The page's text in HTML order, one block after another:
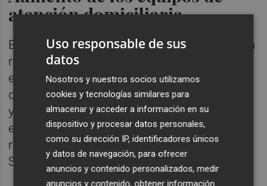
atención domiciliaria
Entre las medidas propuestas en la iniciativa
registrada por Vox figuran el aumento de los
equipos de atención domiciliaria, el refuerzo
de los equipos de soporte en los hospitales
y el incremento del número de camas
específicas hasta alcanzar las
recomendaciones establecidas por la
Sociedad Española de Cuidados Paliativos.
Uso responsable de sus
datos
Nosotros y nuestros socios utilizamos
cookies y tecnologías similares para
almacenar y acceder a información en su
dispositivo y procesar datos personales,
como su dirección IP, identificadores únicos
y datos de navegación, para ofrecer
anuncios y contenido personalizados, medir
anuncios y contenido, obtener información